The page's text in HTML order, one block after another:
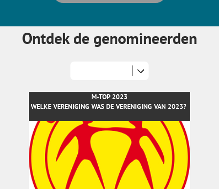
Ontdek de genomineerden
M-TOP 2023
WELKE VERENIGING WAS DE VERENIGING VAN 2023?